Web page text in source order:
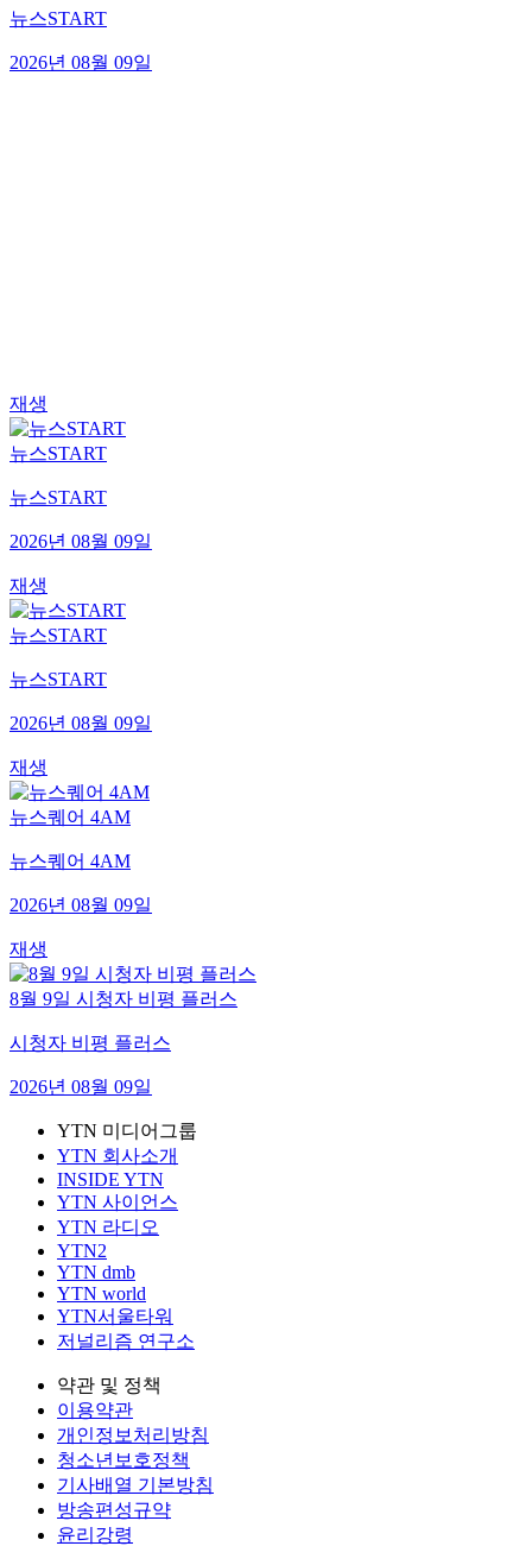
뉴스START
2026년 08월 09일
재생
뉴스START
뉴스START
2026년 08월 09일
재생
뉴스START
뉴스START
2026년 08월 09일
재생
뉴스퀘어 4AM
뉴스퀘어 4AM
2026년 08월 09일
재생
8월 9일 시청자 비평 플러스
시청자 비평 플러스
2026년 08월 09일
YTN 미디어그룹
YTN 회사소개
INSIDE YTN
YTN 사이언스
YTN 라디오
YTN2
YTN dmb
YTN world
YTN서울타워
저널리즘 연구소
약관 및 정책
이용약관
개인정보처리방침
청소년보호정책
기사배열 기본방침
방송편성규약
윤리강령